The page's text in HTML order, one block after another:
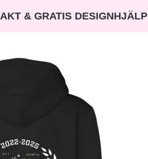
& GRATIS DESIGNHJÄLP